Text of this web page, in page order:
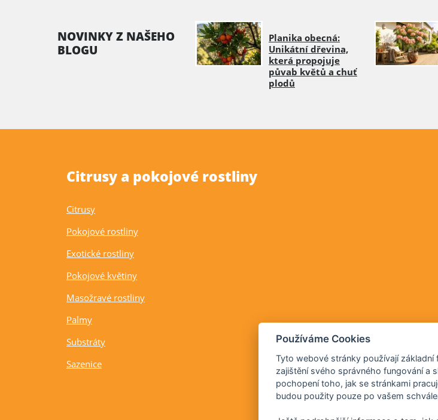
NOVINKY Z NAŠEHO
BLOGU
Planika obecná:
Unikátní dřevina,
která propojuje
půvab květů a chuť
plodů
Citrusy a pokojové rostliny
Citrusy
Pokojové rostliny
Exotické rostliny
Pokojové květiny
Masožravé rostliny
Palmy
Substráty
Sazenice
Používáme Cookies
Tyto webové stránky používají základní
zajištění svého správného fungování a
pochopení toho, jak se stránkami
budou použity pouze po vašem